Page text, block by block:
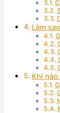
Làm
Khi